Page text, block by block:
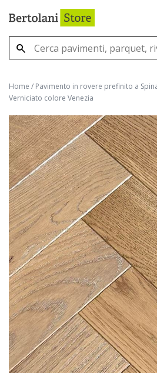
Home / Pavimento in rovere prefinito a
Verniciato colore Venezia